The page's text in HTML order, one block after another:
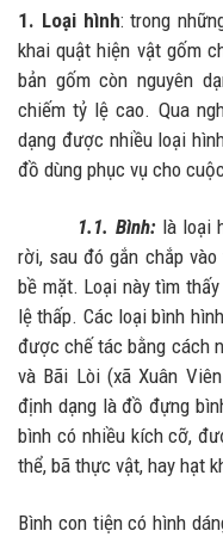
1. Loại hình: trong
khai quật hiện vật gốm
bản gốm còn nguyên
chiếm tỷ lệ cao. Qua
dạng được nhiều loại
đồ dùng phục vụ cho
1.1. Bình: là loại
rời, sau đó gắn chắp
bề mặt. Loại này tìm
lệ thấp. Các loại bình
được chế tác bằng cách
và Bãi Lòi (xã Xuân
định dạng là đồ đựng
bình có nhiều kích cỡ,
thể, bã thực vật, hay hạt
Bình con tiện có hình